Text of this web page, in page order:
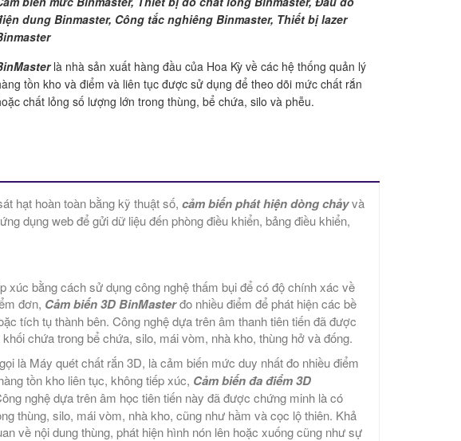
dung Binmaster, Công tắc nghiêng Binmaster, Thiết bị lazer
là nhà sản xuất hàng đầu của Hoa Kỳ về các hệ thống quản lý
tồn kho và điểm và liên tục được sử dụng để theo dõi mức chất rắn
chất lỏng số lượng lớn trong thùng, bể chứa, silo và phễu.
hạt hoàn toàn bằng kỹ thuật số, cảm biến phát hiện dòng chảyvà
dụng web để gửi dữ liệu đến phòng điều khiển, bảng điều khiển,
xúc bằng cách sử dụng công nghệ thấm bụi để có độ chính xác về
đơn, Cảm biến 3D BinMasterđo nhiều điểm để phát hiện các bề
tích tụ thành bên. Công nghệ dựa trên âm thanh tiên tiến đã được
chứa trong bể chứa, silo, mái vòm, nhà kho, thùng hở và đống.
là Máy quét chất rắn 3D, là cảm biến mức duy nhất đo nhiều điểm
tồn kho liên tục, không tiếp xúc, Cảm biến đa điểm 3D
nghệ dựa trên âm học tiên tiến này đã được chứng minh là có
thùng, silo, mái vòm, nhà kho, cũng như hầm và cọc lộ thiên. Khả
về nội dung thùng, phát hiện hình nón lên hoặc xuống cũng như sự